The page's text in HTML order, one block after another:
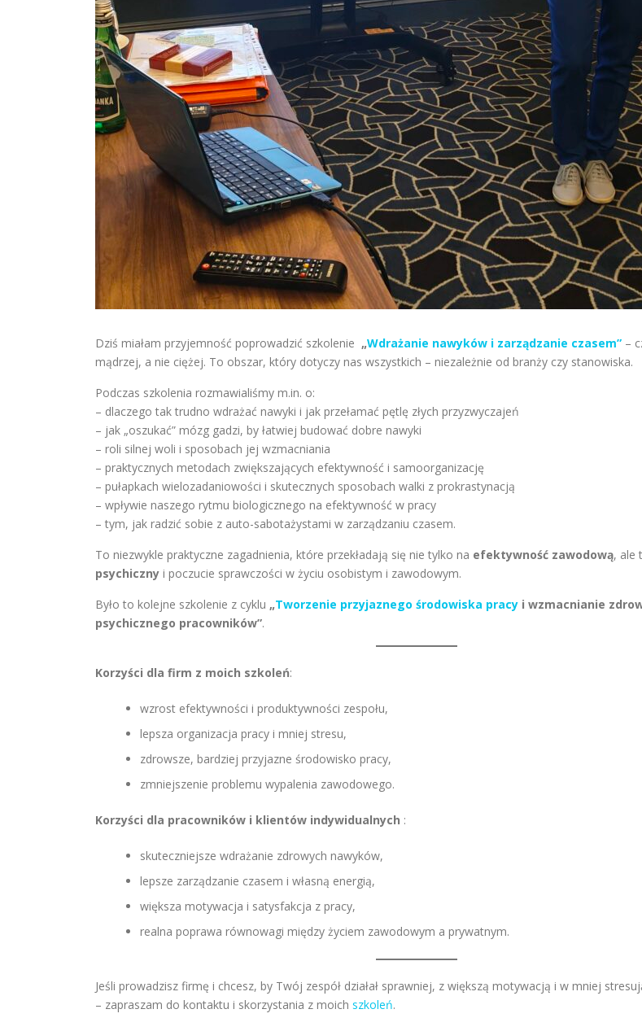
Dziś miałam przyjemność poprowadzić szkolenie „Wdrażanie nawyków i zarządzanie czasem” –
mądrzej, a nie ciężej. To obszar, który dotyczy nas wszystkich – niezależnie od branży czy stanowiska.
Podczas szkolenia rozmawialiśmy m.in. o:
– dlaczego tak trudno wdrażać nawyki i jak przełamać pętlę złych przyzwyczajeń
– jak „oszukać” mózg gadzi, by łatwiej budować dobre nawyki
– roli silnej woli i sposobach jej wzmacniania
– praktycznych metodach zwiększających efektywność i samoorganizację
– pułapkach wielozadaniowości i skutecznych sposobach walki z prokrastynacją
– wpływie naszego rytmu biologicznego na efektywność w pracy
– tym, jak radzić sobie z auto-sabotażystami w zarządzaniu czasem.
To niezwykle praktyczne zagadnienia, które przekładają się nie tylko na efektywność zawodową, ale
psychiczny i poczucie sprawczości w życiu osobistym i zawodowym.
Było to kolejne szkolenie z cyklu „Tworzenie przyjaznego środowiska pracy i wzmacnianie
psychicznego pracowników”.
Korzyści dla firm z moich szkoleń:
wzrost efektywności i produktywności zespołu,
lepsza organizacja pracy i mniej stresu,
zdrowsze, bardziej przyjazne środowisko pracy,
zmniejszenie problemu wypalenia zawodowego.
Korzyści dla pracowników i klientów indywidualnych :
skuteczniejsze wdrażanie zdrowych nawyków,
lepsze zarządzanie czasem i własną energią,
większa motywacja i satysfakcja z pracy,
realna poprawa równowagi między życiem zawodowym a prywatnym.
Jeśli prowadzisz firmę i chcesz, by Twój zespół działał sprawniej, z większą motywacją i w mniej
– zapraszam do kontaktu i skorzystania z moich szkoleń.